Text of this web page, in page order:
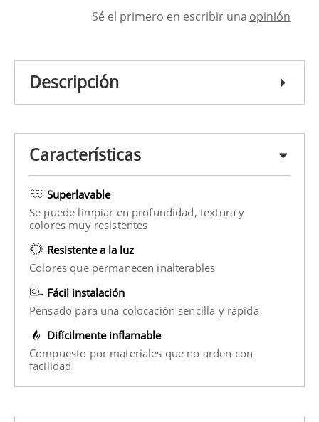
Sé el primero en escribir una opinión
Descripción
Características
Superlavable
Se puede limpiar en profundidad, textura y
colores muy resistentes
Resistente a la luz
Colores que permanecen inalterables
Fácil instalación
Pensado para una colocación sencilla y rápida
Difícilmente inflamable
Compuesto por materiales que no arden con
facilidad